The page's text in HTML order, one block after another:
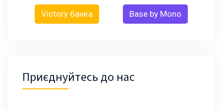
Victory банка Base by Mono
Приєднуйтесь до нас